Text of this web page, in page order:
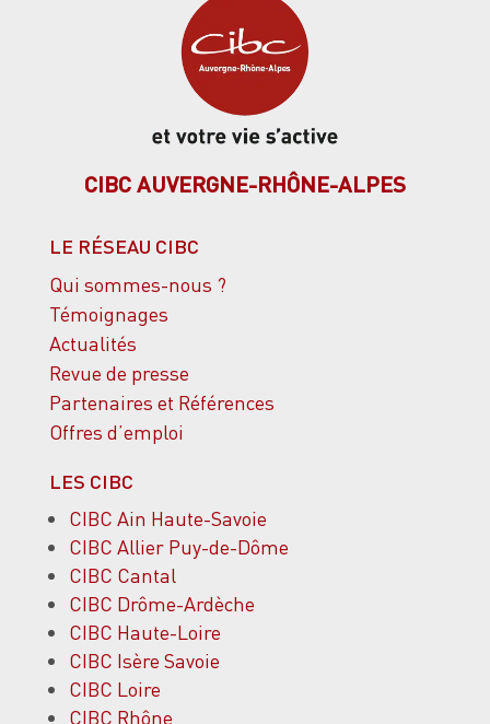
CIBC AUVERGNE-RHÔNE-ALPES
LE RÉSEAU CIBC
Qui sommes-nous ?
Témoignages
Actualités
Revue de presse
Partenaires et Références
Offres d’emploi
LES CIBC
CIBC Ain Haute-Savoie
CIBC Allier Puy-de-Dôme
CIBC Cantal
CIBC Drôme-Ardèche
CIBC Haute-Loire
CIBC Isère Savoie
CIBC Loire
CIBC Rhône